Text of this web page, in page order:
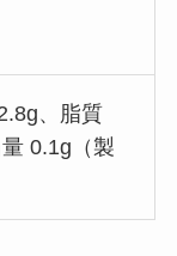
、脂質
0.1g（製